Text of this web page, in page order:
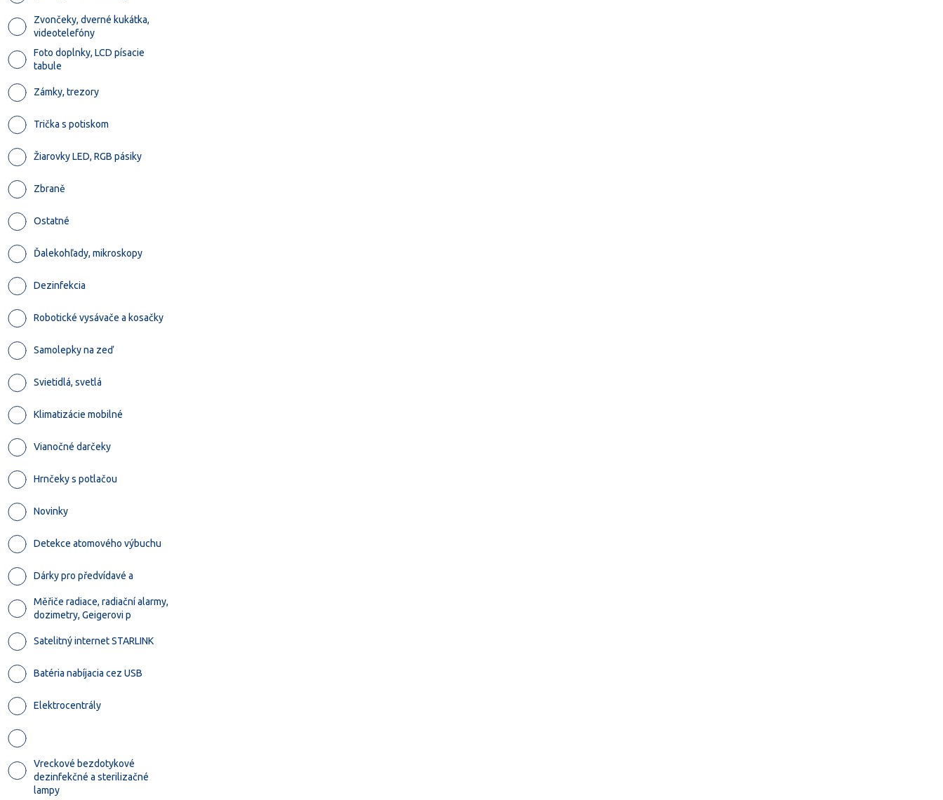
Zvončeky, dverné kukátka,
videotelefóny
Foto doplnky, LCD písacie
tabule
Zámky, trezory
Trička s potiskom
Žiarovky LED, RGB pásiky
Zbraně
Ostatné
Ďalekohľady, mikroskopy
Dezinfekcia
Robotické vysávače a kosačky
Samolepky na zeď
Svietidlá, svetlá
Klimatizácie mobilné
Vianočné darčeky
Hrnčeky s potlačou
Novinky
Detekce atomového výbuchu
Dárky pro předvídavé a
Měřiče radiace, radiační alarmy,
dozimetry, Geigerovi p
Satelitný internet STARLINK
Batéria nabíjacia cez USB
Elektrocentrály
Vreckové bezdotykové
dezinfekčné a sterilizačné
lampy